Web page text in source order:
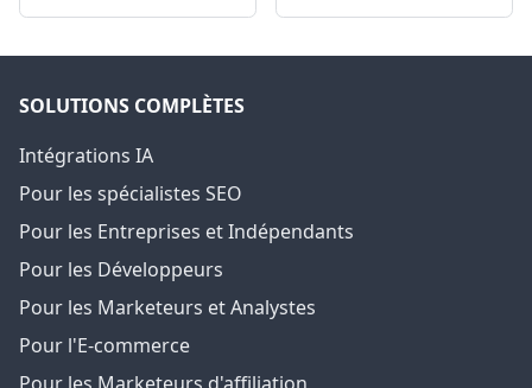
SOLUTIONS COMPLÈTES
Intégrations IA
Pour les spécialistes SEO
Pour les Entreprises et Indépendants
Pour les Développeurs
Pour les Marketeurs et Analystes
Pour l'E-commerce